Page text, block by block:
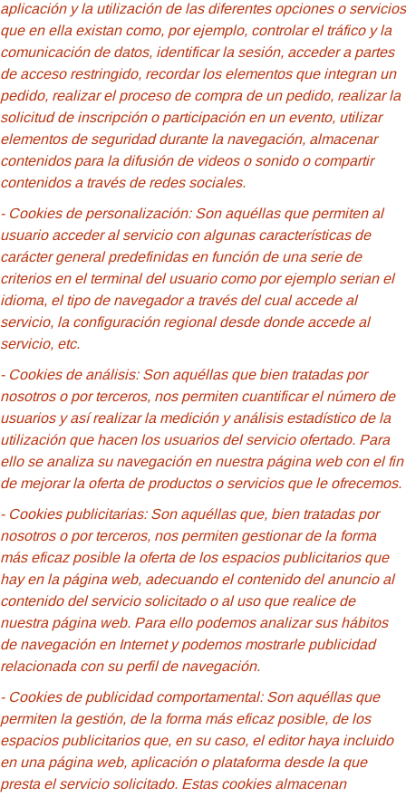
aplicación y la utilización de las diferentes opciones o servicios
que en ella existan como, por ejemplo, controlar el tráfico y la
comunicación de datos, identificar la sesión, acceder a partes
de acceso restringido, recordar los elementos que integran un
pedido, realizar el proceso de compra de un pedido, realizar la
solicitud de inscripción o participación en un evento, utilizar
elementos de seguridad durante la navegación, almacenar
contenidos para la difusión de videos o sonido o compartir
contenidos a través de redes sociales.
- Cookies de personalización: Son aquéllas que permiten al
usuario acceder al servicio con algunas características de
carácter general predefinidas en función de una serie de
criterios en el terminal del usuario como por ejemplo serian el
idioma, el tipo de navegador a través del cual accede al
servicio, la configuración regional desde donde accede al
servicio, etc.
- Cookies de análisis: Son aquéllas que bien tratadas por
nosotros o por terceros, nos permiten cuantificar el número de
usuarios y así realizar la medición y análisis estadístico de la
utilización que hacen los usuarios del servicio ofertado. Para
ello se analiza su navegación en nuestra página web con el fin
de mejorar la oferta de productos o servicios que le ofrecemos.
- Cookies publicitarias: Son aquéllas que, bien tratadas por
nosotros o por terceros, nos permiten gestionar de la forma
más eficaz posible la oferta de los espacios publicitarios que
hay en la página web, adecuando el contenido del anuncio al
contenido del servicio solicitado o al uso que realice de
nuestra página web. Para ello podemos analizar sus hábitos
de navegación en Internet y podemos mostrarle publicidad
relacionada con su perfil de navegación.
- Cookies de publicidad comportamental: Son aquéllas que
permiten la gestión, de la forma más eficaz posible, de los
espacios publicitarios que, en su caso, el editor haya incluido
en una página web, aplicación o plataforma desde la que
presta el servicio solicitado. Estas cookies almacenan